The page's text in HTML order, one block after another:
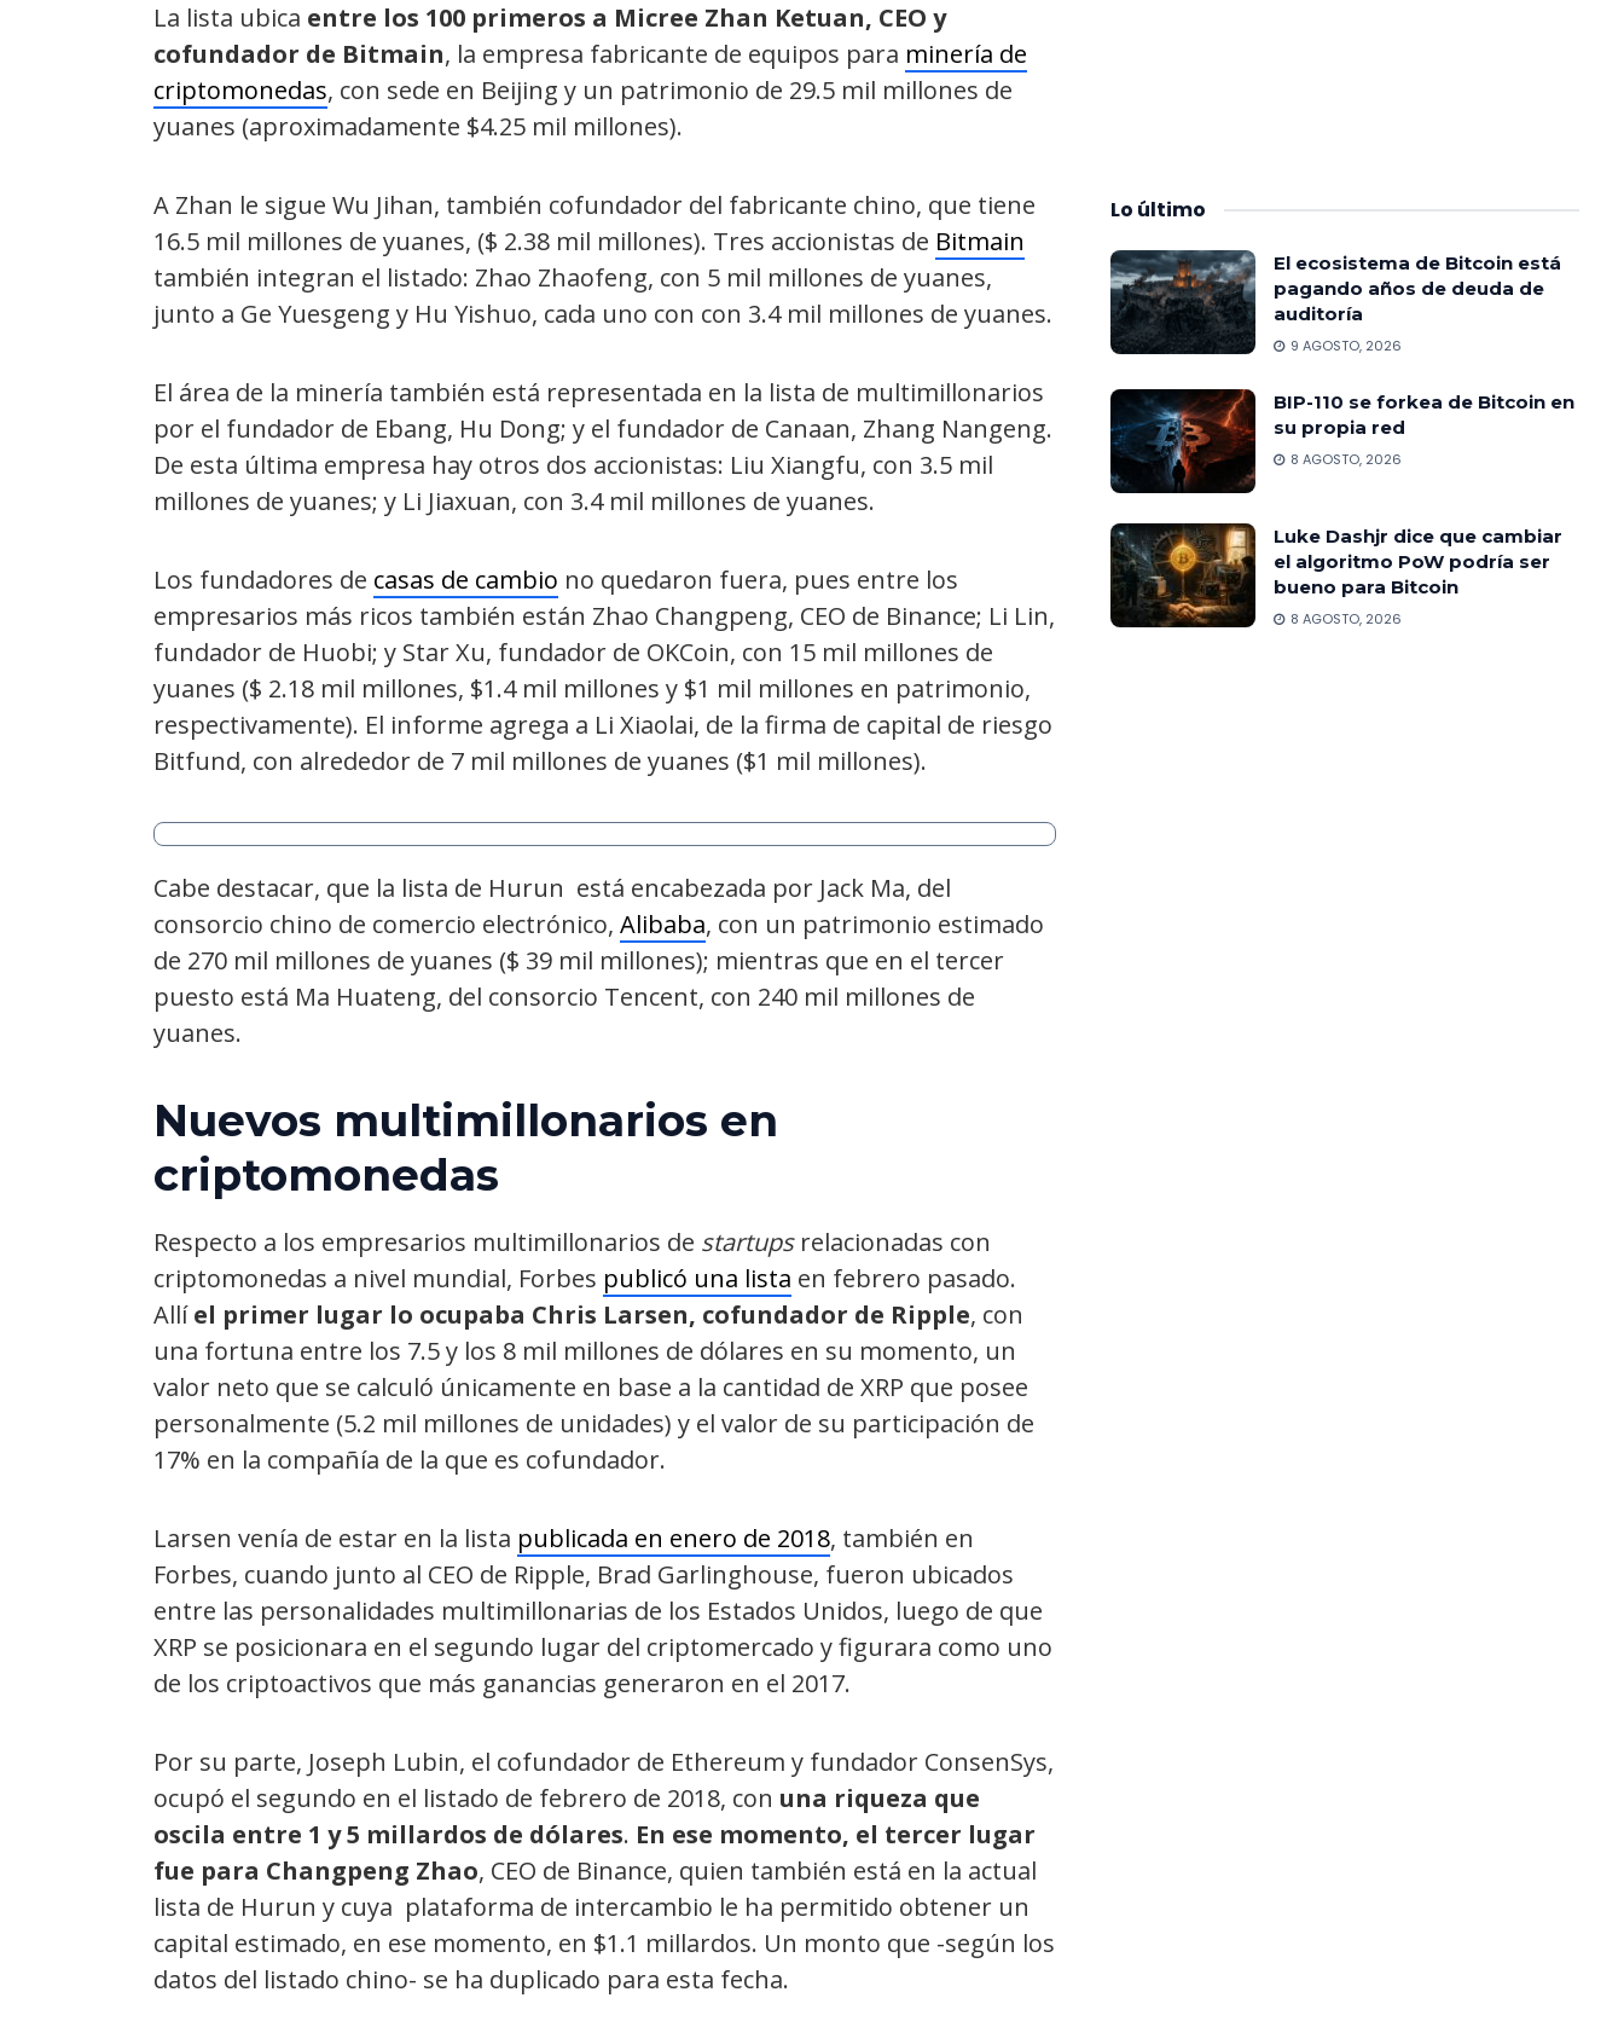
La lista ubica entre los 100 primeros a Micree Zhan Ketuan, CEO y
cofundador de Bitmain, la empresa fabricante de equipos para minería de
criptomonedas, con sede en Beijing y un patrimonio de 29.5 mil millones de
yuanes (aproximadamente $4.25 mil millones).
A Zhan le sigue Wu Jihan, también cofundador del fabricante chino, que tiene
16.5 mil millones de yuanes, ($ 2.38 mil millones). Tres accionistas de Bitmain
también integran el listado: Zhao Zhaofeng, con 5 mil millones de yuanes,
junto a Ge Yuesgeng y Hu Yishuo, cada uno con con 3.4 mil millones de yuanes.
El área de la minería también está representada en la lista de multimillonarios
por el fundador de Ebang, Hu Dong; y el fundador de Canaan, Zhang Nangeng.
De esta última empresa hay otros dos accionistas: Liu Xiangfu, con 3.5 mil
millones de yuanes; y Li Jiaxuan, con 3.4 mil millones de yuanes.
Los fundadores de casas de cambio no quedaron fuera, pues entre los
empresarios más ricos también están Zhao Changpeng, CEO de Binance; Li Lin,
fundador de Huobi; y Star Xu, fundador de OKCoin, con 15 mil millones de
yuanes ($ 2.18 mil millones, $1.4 mil millones y $1 mil millones en patrimonio,
respectivamente). El informe agrega a Li Xiaolai, de la firma de capital de riesgo
Bitfund, con alrededor de 7 mil millones de yuanes ($1 mil millones).
Cabe destacar, que la lista de Hurun está encabezada por Jack Ma, del
consorcio chino de comercio electrónico, Alibaba, con un patrimonio estimado
de 270 mil millones de yuanes ($ 39 mil millones); mientras que en el tercer
puesto está Ma Huateng, del consorcio Tencent, con 240 mil millones de
yuanes.
Nuevos multimillonarios en
criptomonedas
Respecto a los empresarios multimillonarios de startupsrelacionadas con
criptomonedas a nivel mundial, Forbes publicó una lista en febrero pasado.
Allíel primer lugar lo ocupaba Chris Larsen, cofundador de Ripple, con
una fortuna entre los 7.5 y los 8 mil millones de dólares en su momento, un
valor neto que se calculó únicamente en base a la cantidad de XRP que posee
personalmente (5.2 mil millones de unidades) y el valor de su participación de
17% en la compañía de la que es cofundador.
Larsen venía de estar en la lista publicada en enero de 2018, también en
Forbes, cuando junto al CEO de Ripple, Brad Garlinghouse, fueron ubicados
entre las personalidades multimillonarias de los Estados Unidos, luego de que
XRP se posicionara en el segundo lugar del criptomercado y figurara como uno
de los criptoactivos que más ganancias generaron en el 2017.
Por su parte, Joseph Lubin, el cofundador de Ethereum y fundador ConsenSys,
ocupó el segundo en el listado de febrero de 2018, con una riqueza que
oscila entre 1 y 5 millardos de dólares. En ese momento, el tercer lugar
fue para Changpeng Zhao, CEO de Binance, quien también está en la actual
lista de Hurun y cuya plataforma de intercambio le ha permitido obtener un
capital estimado, en ese momento, en $1.1 millardos. Un monto que -según los
datos del listado chino- se ha duplicado para esta fecha.
Lo último
El ecosistema de Bitcoin está
pagando años de deuda de
auditoría
9 AGOSTO, 2026
BIP-110 se forkea de Bitcoin en
su propia red
8 AGOSTO, 2026
Luke Dashjr dice que cambiar
el algoritmo PoW podría ser
bueno para Bitcoin
8 AGOSTO, 2026